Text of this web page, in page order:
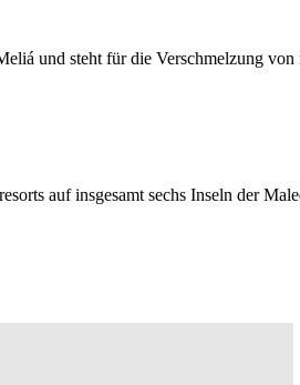
und steht für die Verschmelzung
auf insgesamt sechs Inseln der